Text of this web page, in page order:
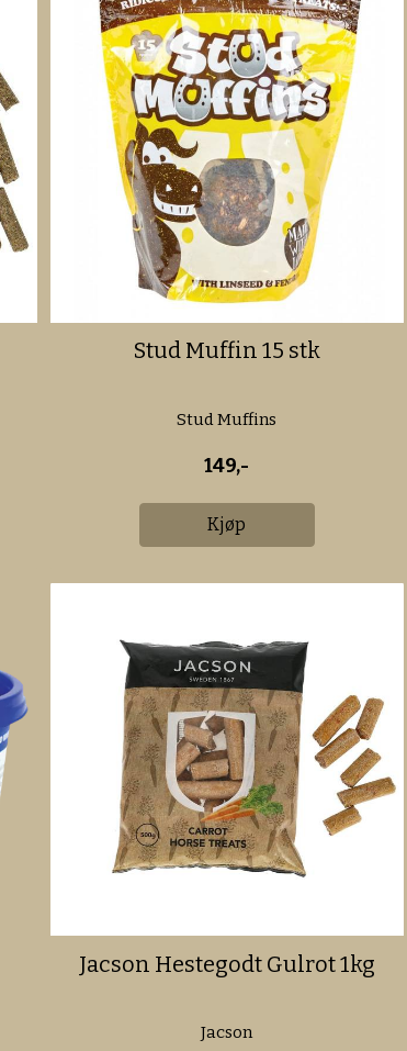
Stud Muffin 15 stk
Stud Muffins
149,-
Kjøp
Jacson Hestegodt Gulrot 1kg
Jacson